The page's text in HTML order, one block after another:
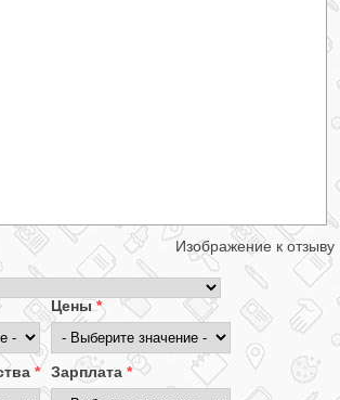
Изображение к отзыву
Цены*
* Зарплата *